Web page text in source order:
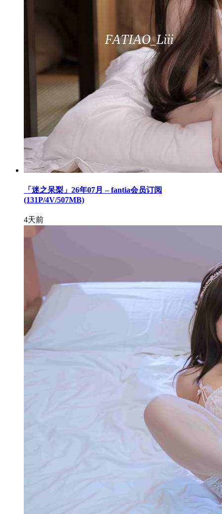
「迷之呆梨」26年07月 – fantia会员订阅
(131P/4V/507MB)
4天前